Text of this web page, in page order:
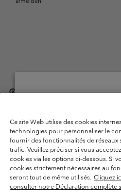
België (Nederlands) | English ›
Gebruiksvoorwaarden
Privacybeleid
Gebruiksvoorwaarden
Voorwaarden voor door gebruikers
Cookies
Ce site Web utilise des cookies
technologies pour personnaliser le
fournir des fonctionnalités de réseaux
trafic. Veuillez préciser si vous
cookies via les options ci-dessous. Si
cookies strictement nécessaires au
seront tout de même utilisés. Cliquez
consulter notre Déclaration complète
Online
United States
Belgium-English
Belgium-Français